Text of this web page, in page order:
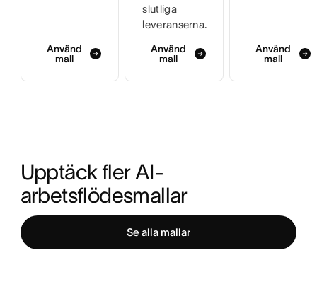
Använd
mall
slutliga
leveranserna.
Använd
mall
Använd
mall
Upptäck fler AI-
arbetsflödesmallar
Se alla mallar